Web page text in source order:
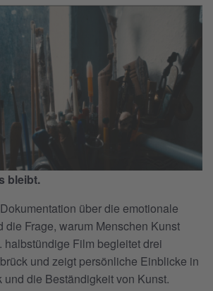
bleibt.
über die emotionale
die Frage, warum Menschen Kunst
halbstündige Film begleitet drei
und zeigt persönliche Einblicke in
und die Beständigkeit von Kunst.